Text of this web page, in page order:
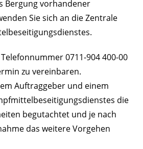
Bergung vorhandener
Sie sich an die Zentrale
0711-904 400-00
zu vereinbaren.
Auftraggeber und einem
die
begutachtet und je nach
das weitere Vorgehen